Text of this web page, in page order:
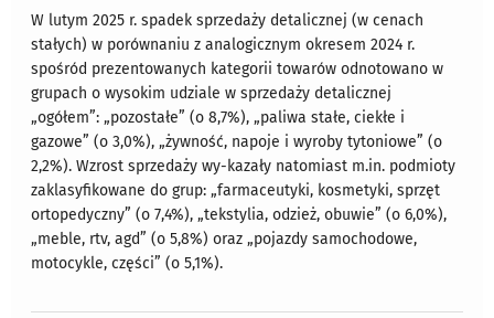
W lutym 2025 r. spadek sprzedaży detalicznej (w cenach
stałych) w porównaniu z analogicznym okresem 2024 r.
spośród prezentowanych kategorii towarów odnotowano w
grupach o wysokim udziale w sprzedaży detalicznej
„ogółem”: „pozostałe” (o 8,7%), „paliwa stałe, ciekłe i
gazowe” (o 3,0%), „żywność, napoje i wyroby tytoniowe” (o
2,2%). Wzrost sprzedaży wy-kazały natomiast m.in. podmioty
zaklasyfikowane do grup: „farmaceutyki, kosmetyki, sprzęt
ortopedyczny” (o 7,4%), „tekstylia, odzież, obuwie” (o 6,0%),
„meble, rtv, agd” (o 5,8%) oraz „pojazdy samochodowe,
motocykle, części” (o 5,1%).